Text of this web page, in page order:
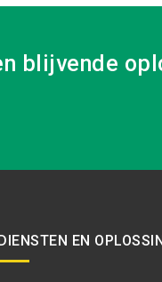
blijvende
DIENSTEN EN